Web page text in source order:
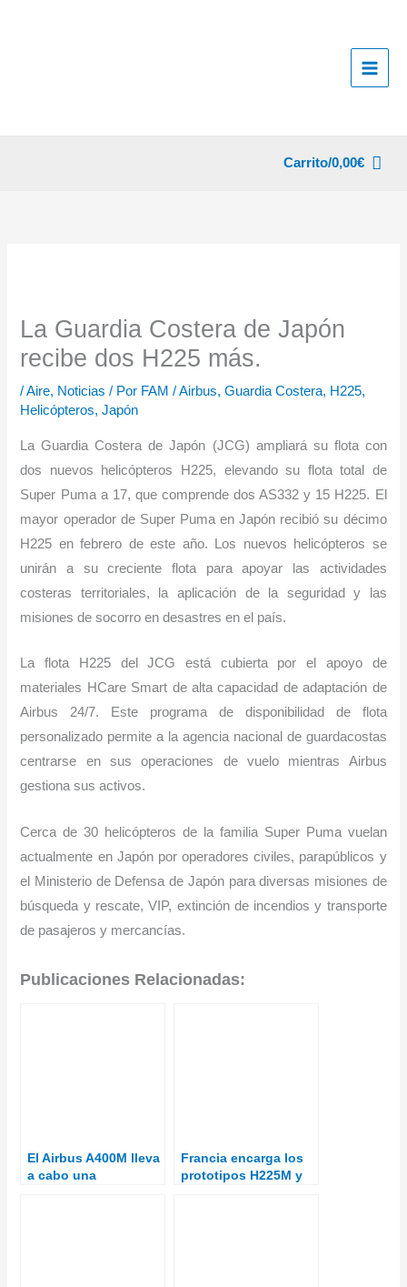
Carrito/0,00€
La Guardia Costera de Japón
recibe dos H225 más.
/Aire, Noticias / Por FAM/Airbus,Guardia Costera, H225,
Helicópteros,Japón
La Guardia Costera de Japón (JCG) ampliará su flota con
dos nuevos helicópteros H225, elevando su flota total de
Super Puma a 17, que comprende dos AS332 y 15 H225. El
mayor operador de Super Puma en Japón recibió su décimo
H225 en febrero de este año. Los nuevos helicópteros se
unirán a su creciente flota para apoyar las actividades
costeras territoriales, la aplicación de la seguridad y las
misiones de socorro en desastres en el país.
La flota H225 del JCG está cubierta por el apoyo de
materiales HCare Smart de alta capacidad de adaptación de
Airbus 24/7. Este programa de disponibilidad de flota
personalizado permite a la agencia nacional de guardacostas
centrarse en sus operaciones de vuelo mientras Airbus
gestiona sus activos.
Cerca de 30 helicópteros de la familia Super Puma vuelan
actualmente en Japón por operadores civiles, parapúblicos y
el Ministerio de Defensa de Japón para diversas misiones de
búsqueda y rescate, VIP, extinción de incendios y transporte
de pasajeros y mercancías.
Publicaciones Relacionadas:
El Airbus A400M lleva
a cabo una
Francia encarga los
prototipos H225M y